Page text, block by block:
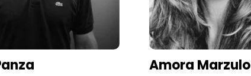
Amora Marzulo